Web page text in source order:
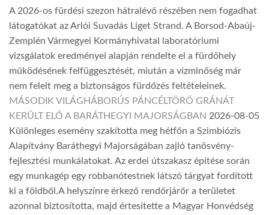
A 2026-os fürdési szezon hátralévő részében nem fogadhat
látogatókat az Arlói Suvadás Liget Strand. A Borsod-Abaúj-
Zemplén Vármegyei Kormányhivatal laboratóriumi
vizsgálatok eredményei alapján rendelte el a fürdőhely
működésének felfüggesztését, miután a vízminőség már
nem felelt meg a biztonságos fürdőzés feltételeinek.
MÁSODIK VILÁGHÁBORÚS PÁNCÉLTÖRŐ GRÁNÁT
KERÜLT ELŐ A BARÁTHEGYI MAJORSÁGBAN 2026-08-05
Különleges esemény szakította meg hétfőn a Szimbiózis
Alapítvány Baráthegyi Majorságában zajló tanösvény-
fejlesztési munkálatokat. Az erdei útszakasz építése során
egy munkagép egy robbanótestnek látszó tárgyat fordított
ki a földből.A helyszínre érkező rendőrjárőr a területet
azonnal biztosította, majd értesítette a Magyar Honvédség